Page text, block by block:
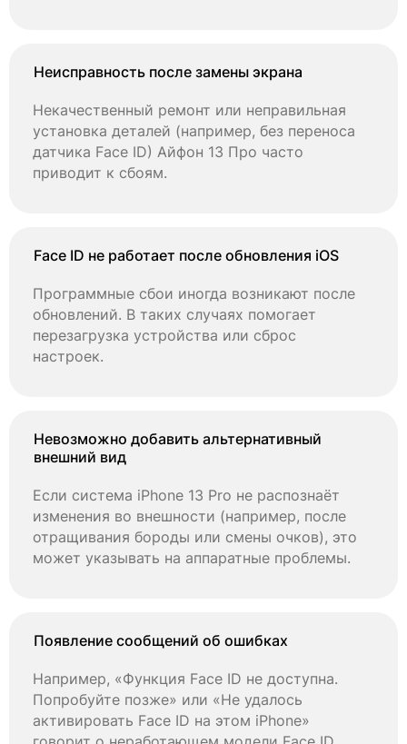
Неисправность после замены экрана
Некачественный ремонт или неправильная
установка деталей (например, без переноса
датчика Face ID) Айфон 13 Про часто
приводит к сбоям.
Face ID не работает после обновления iOS
Программные сбои иногда возникают после
обновлений. В таких случаях помогает
перезагрузка устройства или сброс
настроек.
Невозможно добавить альтернативный
внешний вид
Если система iPhone 13 Pro не распознаёт
изменения во внешности (например, после
отращивания бороды или смены очков), это
может указывать на аппаратные проблемы.
Появление сообщений об ошибках
Например, «Функция Face ID не доступна.
Попробуйте позже» или «Не удалось
активировать Face ID на этом iPhone»